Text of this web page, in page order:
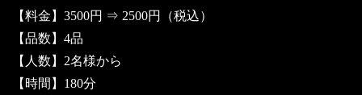
【料金】3500円 ⇒ 2500円（税込）
【品数】4品
【人数】2名様から
【時間】180分